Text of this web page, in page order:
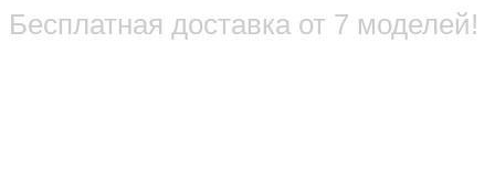
Бесплатная доставка от 7 моделей!